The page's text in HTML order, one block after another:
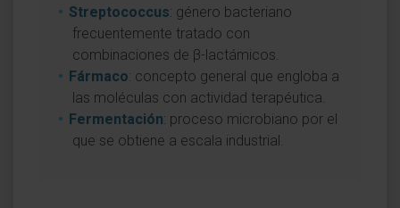
Streptococcus: género bacteriano
frecuentemente tratado con
combinaciones de β-lactámicos.
Fármaco: concepto general que engloba a
las moléculas con actividad terapéutica.
Fermentación: proceso microbiano por el
que se obtiene a escala industrial.